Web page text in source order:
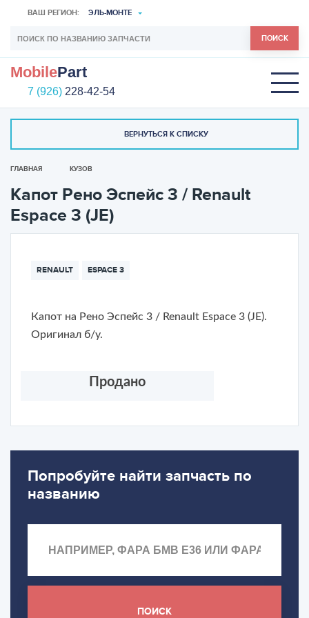
ВАШ РЕГИОН: ЭЛЬ-МОНТЕ
ПОИСК
MobilePart
7 (926) 228-42-54
ВЕРНУТЬСЯ К СПИСКУ
ГЛАВНАЯ КУЗОВ
Капот Рено Эспейс 3 / Renault
Espace 3 (JE)
RENAULT ESPACE 3
Капот на Рено Эспейс 3 / Renault Espace 3 (JE).
Оригинал б/у.
Продано
Попробуйте найти запчасть по
названию
ПОИСК